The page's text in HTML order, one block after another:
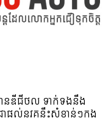
ានឌីជីថល ទាក់ទងនឹង
តល់នូវគន្លឹះសំខាន់ៗក្នុង